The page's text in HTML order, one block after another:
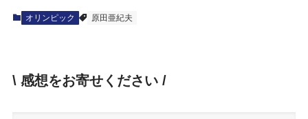
オリンピック 原田亜紀夫
\ 感想をお寄せください /